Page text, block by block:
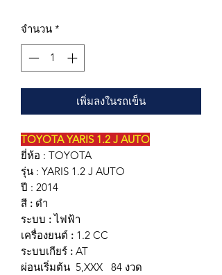
จำนวน *
เพิ่มลงในรถเข็น
TOYOTA YARIS 1.2 J AUTO
ยี่ห้อ : TOYOTA
รุ่น : YARIS 1.2 J AUTO
ปี : 2014
สี : ดำ
ระบบ :ไฟฟ้า
เครื่องยนต์ : 1.2 CC
ระบบเกียร์ : AT
ผ่อนเริ่มต้น 5,XXX 84 งวด